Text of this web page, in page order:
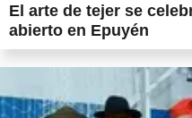
El arte de tejer se
abierto en Epuyén